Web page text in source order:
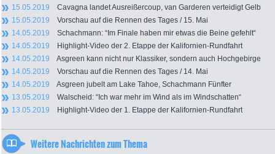
15.05.2019 Cavagna landet Ausreißercoup, van Garderen verteidigt Gelb
15.05.2019 Vorschau auf die Rennen des Tages / 15. Mai
14.05.2019 Schachmann: “Im Finale haben mir etwas die Beine gefehlt“
14.05.2019 Highlight-Video der 2. Etappe der Kalifornien-Rundfahrt
14.05.2019 Asgreen kann nicht nur Klassiker, sondern auch Hochgebirge
14.05.2019 Vorschau auf die Rennen des Tages / 14. Mai
14.05.2019 Asgreen jubelt am Lake Tahoe, Schachmann Fünfter
13.05.2019 Walscheid: “Ich war mehr im Wind als im Windschatten“
13.05.2019 Highlight-Video der 1. Etappe der Kalifornien-Rundfahrt
Weitere Nachrichten zum Thema